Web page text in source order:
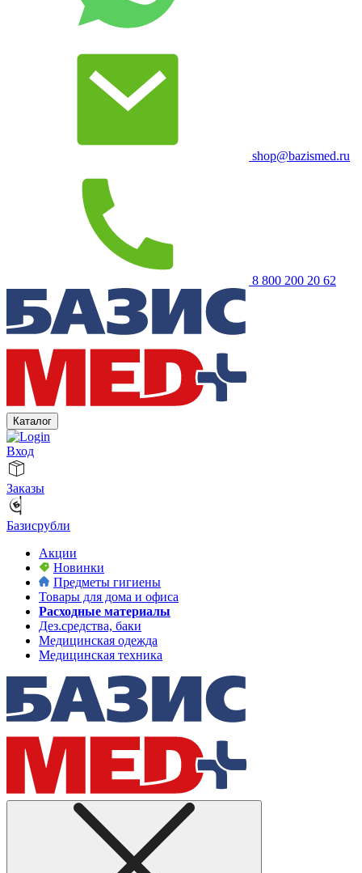
shop@bazismed.ru
8 800 200 20 62
Каталог
Вход
Заказы
Базисрубли
Акции
Новинки
Предметы гигиены
Товары для дома и офиса
Расходные материалы
Дез.средства, баки
Медицинская одежда
Медицинская техника